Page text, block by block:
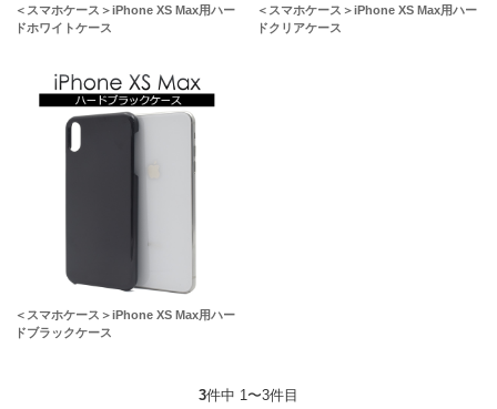
＜スマホケース＞iPhone XS Max用ハー
ドホワイトケース
＜スマホケース＞iPhone XS Max用ハー
ドクリアケース
＜スマホケース＞iPhone XS Max用ハー
ドブラックケース
3件中 1〜3件目